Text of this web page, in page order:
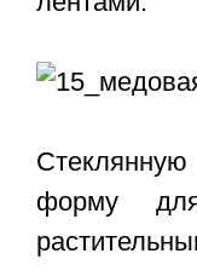
форму